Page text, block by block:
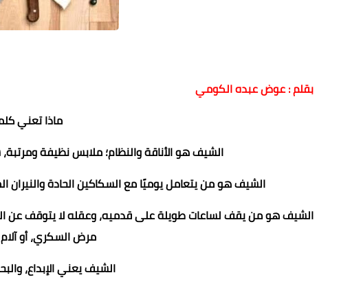
بقلم : عوض عبده الكومي
ماذا تعني
الشيف هو الأناقة والنظام؛ ملابس نظيفة
الشيف هو من يتعامل يوميًا مع السكاكين الحادة والنيران
الشيف هو من يقف لساعات طويلة على قدميه، وعقله لا يتوقف عن
مرض السكري، أو
الشيف يعني الإبداع،